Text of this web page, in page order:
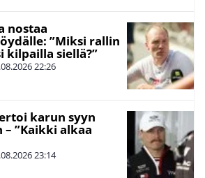
nostaa
”Miksi rallin
kilpailla siellä?”
22:26
karun syyn
”Kaikki alkaa
23:14